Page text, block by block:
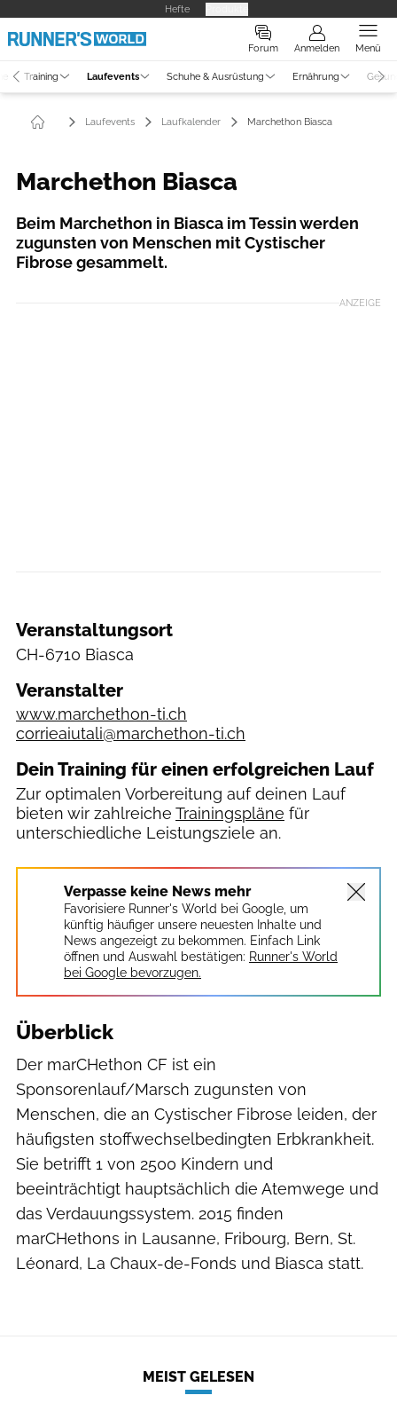
Hefte
Forum Anmelden Menü
Training Laufevents Schuhe & Ausrüstung Ernährung
Laufevents Laufkalender Marchethon Biasca
Marchethon Biasca
Beim Marchethon in Biasca im Tessin werden
zugunsten von Menschen mit Cystischer
Fibrose gesammelt.
ANZEIGE
Veranstaltungsort
CH-6710 Biasca
Veranstalter
www.marchethon-ti.ch
corrieaiutali@marchethon-ti.ch
Dein Training für einen erfolgreichen Lauf
Zur optimalen Vorbereitung auf deinen Lauf
bieten wir zahlreiche Trainingspläne für
unterschiedliche Leistungsziele an.
Verpasse keine News mehr
Favorisiere Runner's World bei Google, um
künftig häufiger unsere neuesten Inhalte und
News angezeigt zu bekommen. Einfach Link
öffnen und Auswahl bestätigen: Runner's World
bei Google bevorzugen.
Überblick
Der marCHethon CF ist ein
Sponsorenlauf/Marsch zugunsten von
Menschen, die an Cystischer Fibrose leiden, der
häufigsten stoffwechselbedingten Erbkrankheit.
Sie betrifft 1 von 2500 Kindern und
beeinträchtigt hauptsächlich die Atemwege und
das Verdauungssystem. 2015 finden
marCHethons in Lausanne, Fribourg, Bern, St.
Léonard, La Chaux-de-Fonds und Biasca statt.
MEIST GELESEN